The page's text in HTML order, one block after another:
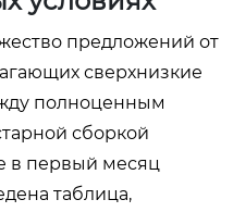
предложений от
сверхнизкие
полноценным
сборкой
в первый месяц
таблица,